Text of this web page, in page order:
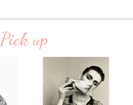
Pick up